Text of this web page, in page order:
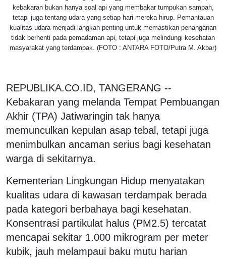
kebakaran bukan hanya soal api yang membakar tumpukan sampah,
tetapi juga tentang udara yang setiap hari mereka hirup. Pemantauan
kualitas udara menjadi langkah penting untuk memastikan penanganan
tidak berhenti pada pemadaman api, tetapi juga melindungi kesehatan
masyarakat yang terdampak. (FOTO : ANTARA FOTO/Putra M. Akbar)
REPUBLIKA.CO.ID, TANGERANG --
Kebakaran yang melanda Tempat Pembuangan
Akhir (TPA) Jatiwaringin tak hanya
memunculkan kepulan asap tebal, tetapi juga
menimbulkan ancaman serius bagi kesehatan
warga di sekitarnya.
Kementerian Lingkungan Hidup menyatakan
kualitas udara di kawasan terdampak berada
pada kategori berbahaya bagi kesehatan.
Konsentrasi partikulat halus (PM2.5) tercatat
mencapai sekitar 1.000 mikrogram per meter
kubik, jauh melampaui baku mutu harian